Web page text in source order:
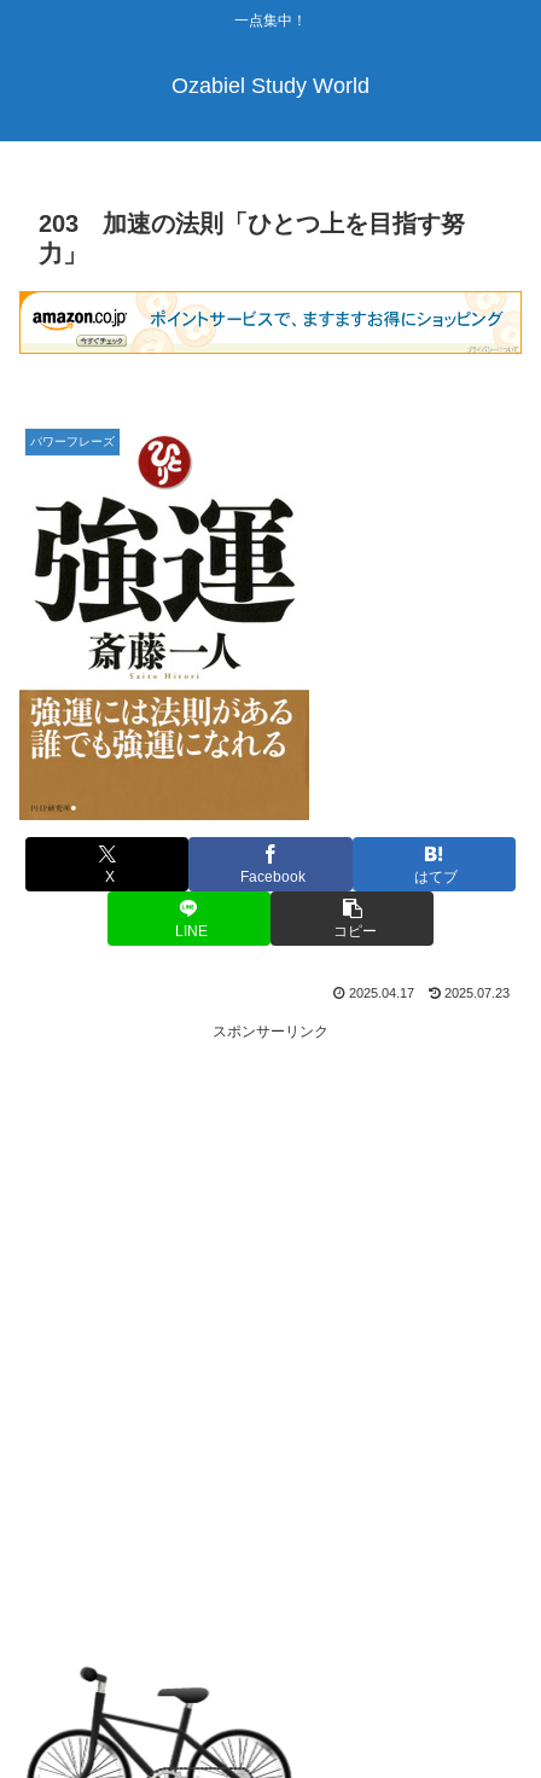
一点集中！
Ozabiel Study World
203 加速の法則「ひとつ上を目指す努
力」
パワーフレーズ
X Facebook はてブ
LINE コピー
2025.04.17 2025.07.23
スポンサーリンク